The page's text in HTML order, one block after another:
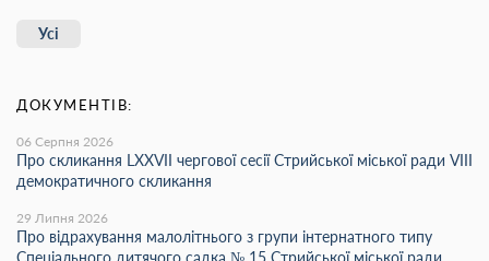
Усі
ДОКУМЕНТІВ:
06 Серпня 2026
Про скликання LХХVІІ чергової сесії Стрийської міської ради VIII
демократичного скликання
29 Липня 2026
Про відрахування малолітнього з групи інтернатного типу